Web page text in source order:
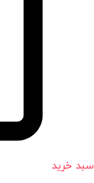
سبد خرید